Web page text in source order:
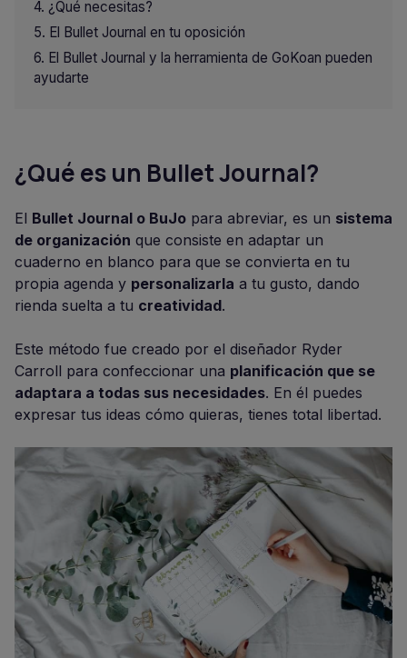
¿Qué necesitas?
El Bullet Journal en tu oposición
El Bullet Journal y la herramienta de GoKoan pueden
ayudarte
¿Qué es un Bullet Journal?
El Bullet Journal o BuJo para abreviar, es un sistema
de organización que consiste en adaptar un
cuaderno en blanco para que se convierta en tu
propia agenda y personalizarla a tu gusto, dando
rienda suelta a tu creatividad.
Este método fue creado por el diseñador Ryder
Carroll para confeccionar una planificación que se
adaptara a todas sus necesidades. En él puedes
expresar tus ideas cómo quieras, tienes total libertad.